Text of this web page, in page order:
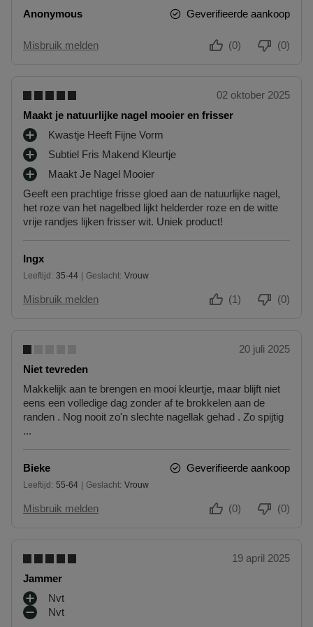
bij jou in de buurt. Hiervoor hoef je geen retourformulier in te
Ga naar meer info en FAQ’s over retourneren.
N
E
Anonymous Geverifieerde aankoop
Misbruik melden (0)
(0)
02 oktober 2025
Maakt je natuurlijke nagel mooier en frisser
Geeft een prachtige frisse gloed aan de natuurlijke nagel,
het roze van het nagelbed lijkt helderder roze en de witte
vrije randjes lijken frisser wit. Uniek product!
P
L
U
S
P
U
N
T
E
Kwastje Heeft Fijne Vorm
P
L
U
S
N
T
E
Subtiel Fris Makend Kleurtje
P
L
U
S
N
T
N
Maakt Je Nagel Mooier
Ingx
Leeftijd
35 tot 44 35-44 Geslacht Vrouw
Misbruik melden (0)
(1)
20 juli 2025
Niet tevreden
Makkelijk aan te brengen en mooi kleurtje, maar blijft niet
eens een volledige dag zonder af te brokkelen aan de
randen . Nog nooit zo'n slechte nagellak gehad . Zo spijtig
...
Bieke
Leeftijd
55 tot 64 55-64 Geslacht Vrouw
Geverifieerde aankoop
Misbruik melden (0)
(0)
19 april 2025
Jammer
P
L
Nvt
M
Nvt